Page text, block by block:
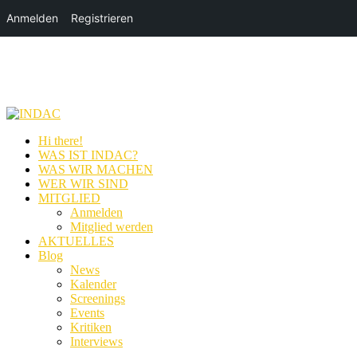
Anmelden Registrieren
Hi there!
WAS IST INDAC?
WAS WIR MACHEN
WER WIR SIND
MITGLIED
Anmelden
Mitglied werden
AKTUELLES
Blog
News
Kalender
Screenings
Events
Kritiken
Interviews